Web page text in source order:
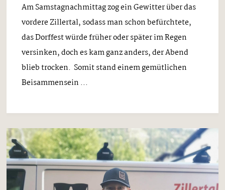
Am Samstagnachmittag zog ein Gewitter über das
vordere Zillertal, sodass man schon befürchtete,
das Dorffest würde früher oder später im Regen
versinken, doch es kam ganz anders, der Abend
blieb trocken. Somit stand einem gemütlichen
Beisammensein ...